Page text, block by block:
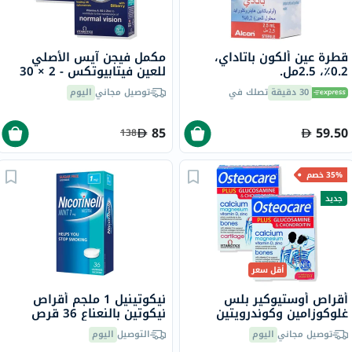
قطرة عين ألكون باتاداي،
0.2٪، 2.5مل.
30 دقيقة تصلك في
59.50
مكمل فيجن آيس الأصلي
للعين فيتابيوتكس - 2 × 30
قرصتوصيل مجاني اليوم
85
138
35% خصم
جديد
أقل سعر
أقراص أوستيوكير بلس
غلوكوزامين وكوندرويتين
فيتابيوتكس - 2 × 60 قرص
توصيل مجاني اليوم
نيكوتينيل 1 ملجم أقراص
نيكوتين بالنعناع 36 قرص
التوصيل اليوم